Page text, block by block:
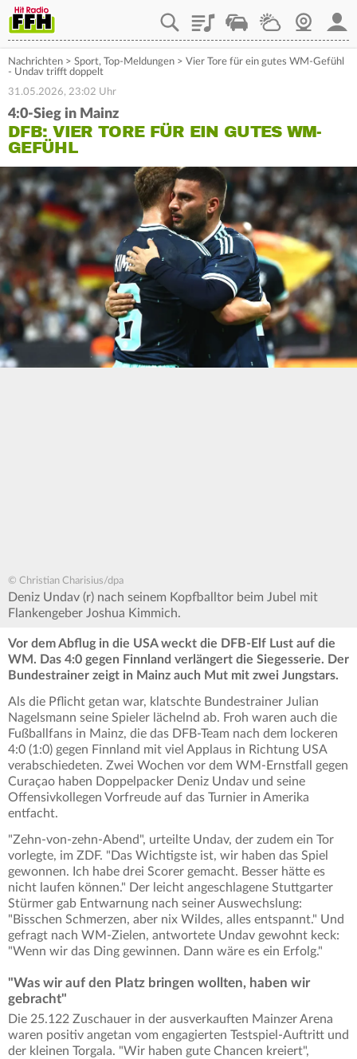
PlaylistStaupilotWetterWebcam
Nachrichten > Sport, Top-Meldungen > Vier Tore für ein gutes WM-Gefühl
- Undav trifft doppelt
31.05.2026, 23:02 Uhr
4:0-Sieg in Mainz
DFB: VIER TORE FÜR EIN GUTES WM-
GEFÜHL
© Christian Charisius/dpa
Deniz Undav (r) nach seinem Kopfballtor beim Jubel mit
Flankengeber Joshua Kimmich.
Vor dem Abflug in die USA weckt die DFB-Elf Lust auf die
WM. Das 4:0 gegen Finnland verlängert die Siegesserie. Der
Bundestrainer zeigt in Mainz auch Mut mit zwei Jungstars.
Als die Pflicht getan war, klatschte Bundestrainer Julian
Nagelsmann seine Spieler lächelnd ab. Froh waren auch die
Fußballfans in Mainz, die das DFB-Team nach dem lockeren
4:0 (1:0) gegen Finnland mit viel Applaus in Richtung USA
verabschiedeten. Zwei Wochen vor dem WM-Ernstfall gegen
Curaçao haben Doppelpacker Deniz Undav und seine
Offensivkollegen Vorfreude auf das Turnier in Amerika
entfacht.
"Zehn-von-zehn-Abend", urteilte Undav, der zudem ein Tor
vorlegte, im ZDF. "Das Wichtigste ist, wir haben das Spiel
gewonnen. Ich habe drei Scorer gemacht. Besser hätte es
nicht laufen können." Der leicht angeschlagene Stuttgarter
Stürmer gab Entwarnung nach seiner Auswechslung:
"Bisschen Schmerzen, aber nix Wildes, alles entspannt." Und
gefragt nach WM-Zielen, antwortete Undav gewohnt keck:
"Wenn wir das Ding gewinnen. Dann wäre es ein Erfolg."
"Was wir auf den Platz bringen wollten, haben wir
gebracht"
Die 25.122 Zuschauer in der ausverkauften Mainzer Arena
waren positiv angetan vom engagierten Testspiel-Auftritt und
der kleinen Torgala. "Wir haben gute Chancen kreiert",